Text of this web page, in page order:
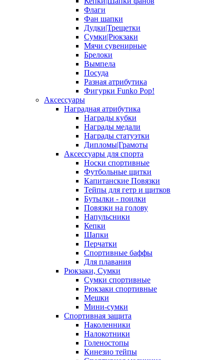
Флаги
Фан шапки
Дудки|Трещетки
Сумки|Рюкзаки
Мячи сувенирные
Брелоки
Вымпела
Посуда
Разная атрибутика
Фигурки Funko Pop!
Аксессуары
Наградная атрибутика
Награды кубки
Награды медали
Награды статуэтки
Дипломы|Грамоты
Аксессуары для спорта
Носки спортивные
Футбольные щитки
Капитанские Повязки
Тейпы для гетр и щитков
Бутылки - поилки
Повязки на голову
Напульсники
Кепки
Шапки
Перчатки
Спортивные баффы
Для плавания
Рюкзаки, Сумки
Сумки спортивные
Рюкзаки спортивные
Мешки
Мини-сумки
Спортивная защита
Наколенники
Налокотники
Голеностопы
Кинезио тейпы